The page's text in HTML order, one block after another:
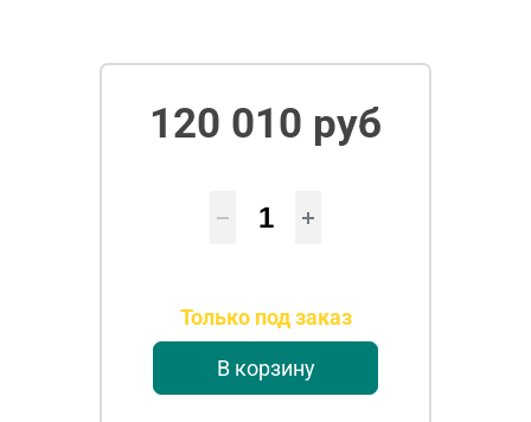
120 010 руб
Только под заказ
В корзину